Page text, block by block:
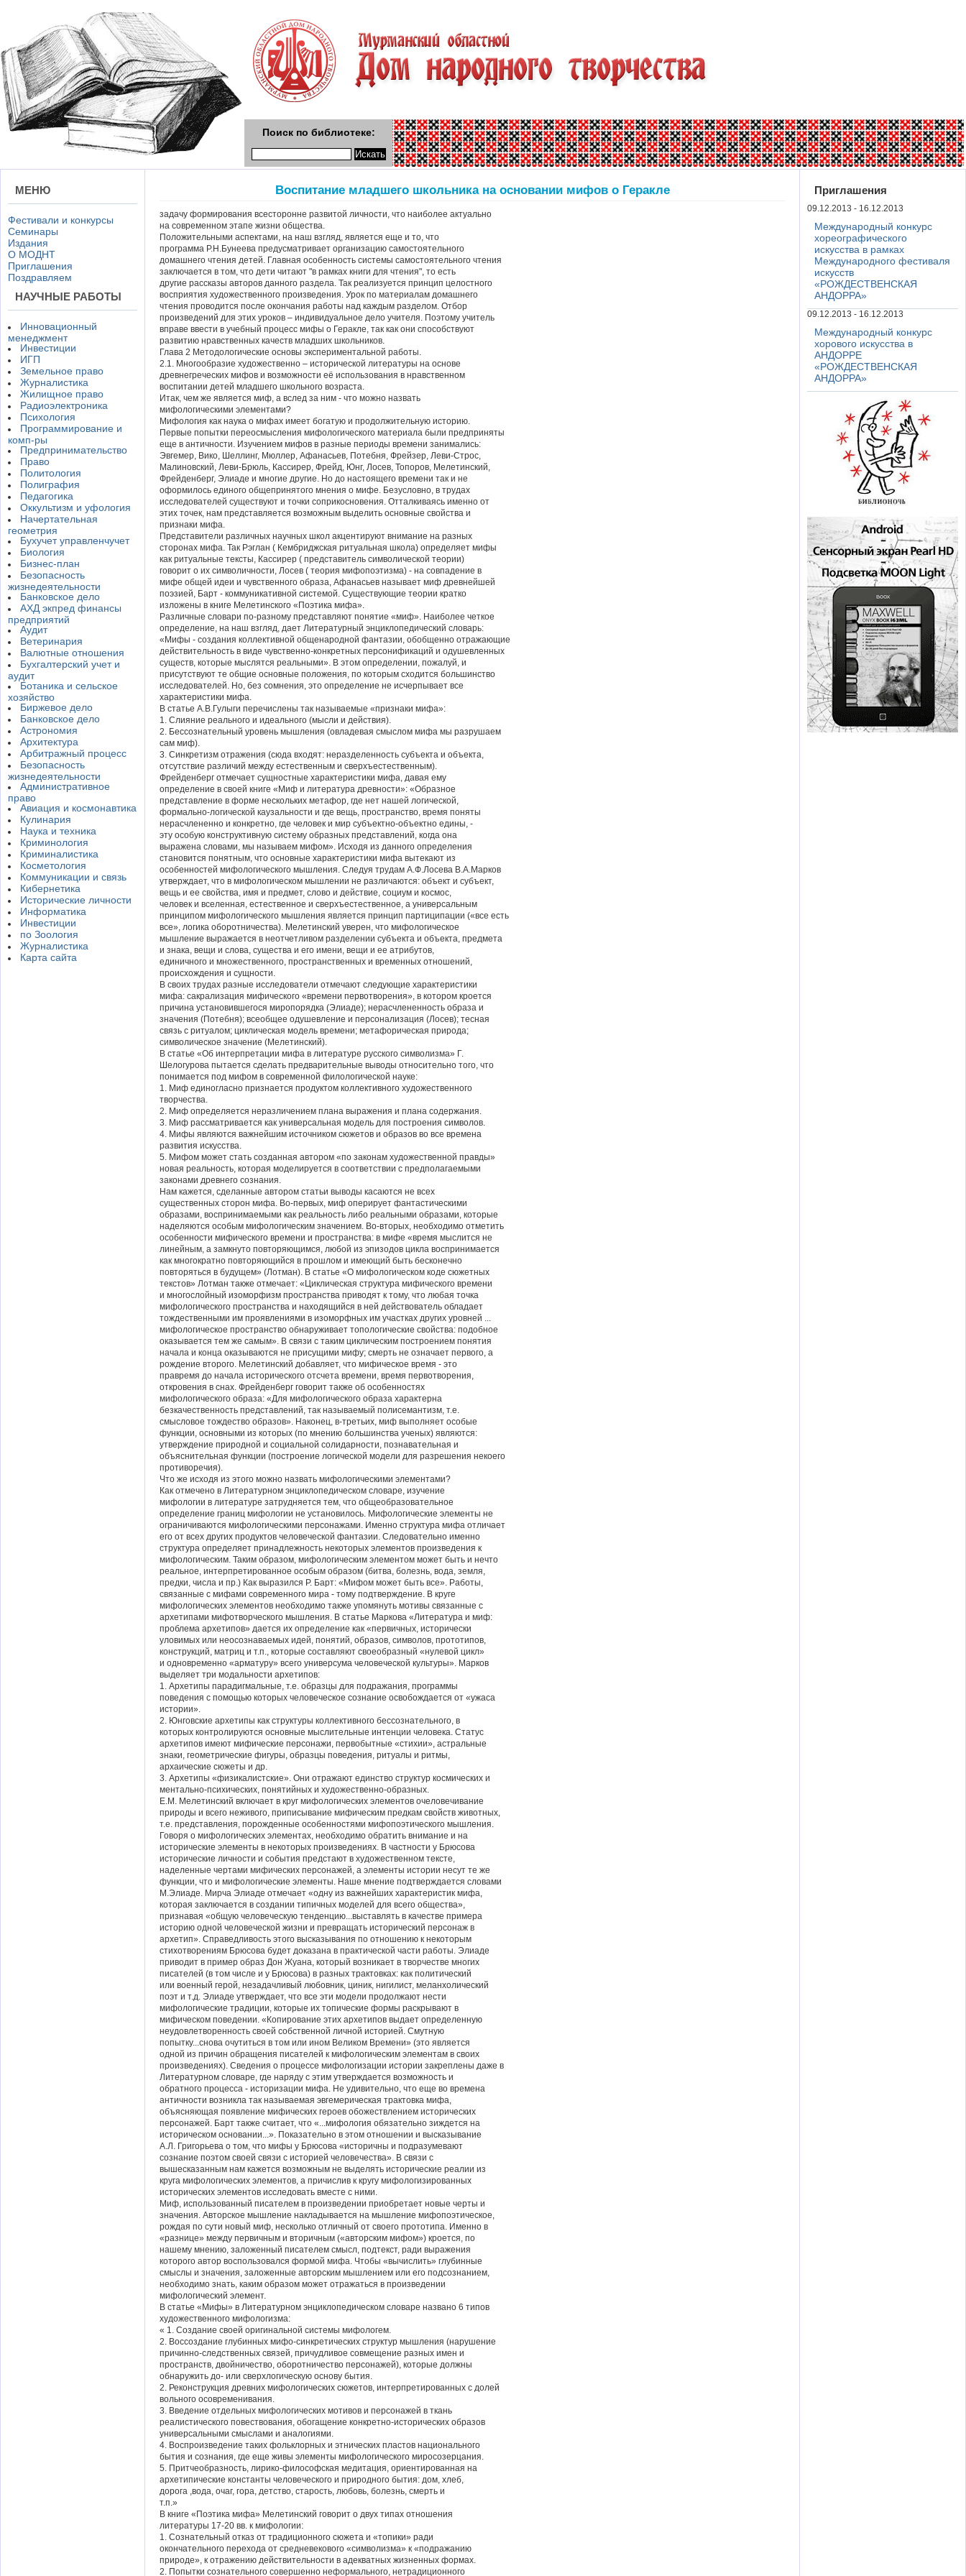
Поиск по библиотеке:
МЕНЮ
Фестивали и конкурсы
Семинары
Издания
О МОДНТ
Приглашения
Поздравляем
НАУЧНЫЕ РАБОТЫ
Инновационный
менеджмент
Инвестиции
ИГП
Земельное право
Журналистика
Жилищное право
Радиоэлектроника
Психология
Программирование и
комп-ры
Предпринимательство
Право
Политология
Полиграфия
Педагогика
Оккультизм и уфология
Начертательная
геометрия
Бухучет управленчучет
Биология
Бизнес-план
Безопасность
жизнедеятельности
Банковское дело
АХД экпред финансы
предприятий
Аудит
Ветеринария
Валютные отношения
Бухгалтерский учет и
аудит
Ботаника и сельское
хозяйство
Биржевое дело
Банковское дело
Астрономия
Архитектура
Арбитражный процесс
Безопасность
жизнедеятельности
Административное
право
Авиация и космонавтика
Кулинария
Наука и техника
Криминология
Криминалистика
Косметология
Коммуникации и связь
Кибернетика
Исторические личности
Информатика
Инвестиции
по Зоология
Журналистика
Карта сайта
Воспитание младшего школьника на основании мифов о Геракле
задачу формирования всесторонне развитой личности, что наиболее актуально
на современном этапе жизни общества.
Положительными аспектами, на наш взгляд, является еще и то, что
программа Р.Н.Бунеева предусматривает организацию самостоятельного
домашнего чтения детей. Главная особенность системы самостоятельного чтения
заключается в том, что дети читают "в рамках книги для чтения", то есть
другие рассказы авторов данного раздела. Так реализуется принцип целостного
восприятия художественного произведения. Урок по материалам домашнего
чтения проводится после окончания работы над каждым разделом. Отбор
произведений для этих уроков – индивидуальное дело учителя. Поэтому учитель
вправе ввести в учебный процесс мифы о Геракле, так как они способствуют
развитию нравственных качеств младших школьников.
Глава 2 Методологические основы экспериментальной работы.
2.1. Многообразие художественно – исторической литературы на основе
древнегреческих мифов и возможности её использования в нравственном
воспитании детей младшего школьного возраста.
Итак, чем же является миф, а вслед за ним - что можно назвать
мифологическими элементами?
Мифология как наука о мифах имеет богатую и продолжительную историю.
Первые попытки переосмысления мифологического материала были предприняты
еще в античности. Изучением мифов в разные периоды времени занимались:
Эвгемер, Вико, Шеллинг, Мюллер, Афанасьев, Потебня, Фрейзер, Леви-Строс,
Малиновский, Леви-Брюль, Кассирер, Фрейд, Юнг, Лосев, Топоров, Мелетинский,
Фрейденберг, Элиаде и многие другие. Но до настоящего времени так и не
оформилось единого общепринятого мнения о мифе. Безусловно, в трудах
исследователей существуют и точки соприкосновения. Отталкиваясь именно от
этих точек, нам представляется возможным выделить основные свойства и
признаки мифа.
Представители различных научных школ акцентируют внимание на разных
сторонах мифа. Так Рэглан ( Кембриджская ритуальная школа) определяет мифы
как ритуальные тексты, Кассирер ( представитель символической теории)
говорит о их символичности, Лосев ( теория мифопоэтизма) - на совпадение в
мифе общей идеи и чувственного образа, Афанасьев называет миф древнейшей
поэзией, Барт - коммуникативной системой. Существующие теории кратко
изложены в книге Мелетинского «Поэтика мифа».
Различные словари по-разному представляют понятие «миф». Наиболее четкое
определение, на наш взгляд, дает Литературный энциклопедический словарь:
«Мифы - создания коллективной общенародной фантазии, обобщенно отражающие
действительность в виде чувственно-конкретных персонификаций и одушевленных
существ, которые мыслятся реальными». В этом определении, пожалуй, и
присутствуют те общие основные положения, по которым сходится большинство
исследователей. Но, без сомнения, это определение не исчерпывает все
характеристики мифа.
В статье А.В.Гулыги перечислены так называемые «признаки мифа»:
1. Слияние реального и идеального (мысли и действия).
2. Бессознательный уровень мышления (овладевая смыслом мифа мы разрушаем
сам миф).
3. Синкретизм отражения (сюда входят: неразделенность субъекта и объекта,
отсутствие различий между естественным и сверхъестественным).
Фрейденберг отмечает сущностные характеристики мифа, давая ему
определение в своей книге «Миф и литература древности»: «Образное
представление в форме нескольких метафор, где нет нашей логической,
формально-логической каузальности и где вещь, пространство, время поняты
нерасчлененно и конкретно, где человек и мир субъектно-объектно едины, -
эту особую конструктивную систему образных представлений, когда она
выражена словами, мы называем мифом». Исходя из данного определения
становится понятным, что основные характеристики мифа вытекают из
особенностей мифологического мышления. Следуя трудам А.Ф.Лосева В.А.Марков
утверждает, что в мифологическом мышлении не различаются: объект и субъект,
вещь и ее свойства, имя и предмет, слово и действие, социум и космос,
человек и вселенная, естественное и сверхъестественное, а универсальным
принципом мифологического мышления является принцип партиципации («все есть
все», логика оборотничества). Мелетинский уверен, что мифологическое
мышление выражается в неотчетливом разделении субъекта и объекта, предмета
и знака, вещи и слова, существа и его имени, вещи и ее атрибутов,
единичного и множественного, пространственных и временных отношений,
происхождения и сущности.
В своих трудах разные исследователи отмечают следующие характеристики
мифа: сакрализация мифического «времени первотворения», в котором кроется
причина установившегося миропорядка (Элиаде); нерасчлененность образа и
значения (Потебня); всеобщее одушевление и персонализация (Лосев); тесная
связь с ритуалом; циклическая модель времени; метафорическая природа;
символическое значение (Мелетинский).
В статье «Об интерпретации мифа в литературе русского символизма» Г.
Шелогурова пытается сделать предварительные выводы относительно того, что
понимается под мифом в современной филологической науке:
1. Миф единогласно признается продуктом коллективного художественного
творчества.
2. Миф определяется неразличением плана выражения и плана содержания.
3. Миф рассматривается как универсальная модель для построения символов.
4. Мифы являются важнейшим источником сюжетов и образов во все времена
развития искусства.
5. Мифом может стать созданная автором «по законам художественной правды»
новая реальность, которая моделируется в соответствии с предполагаемыми
законами древнего сознания.
Нам кажется, сделанные автором статьи выводы касаются не всех
существенных сторон мифа. Во-первых, миф оперирует фантастическими
образами, воспринимаемыми как реальность либо реальными образами, которые
наделяются особым мифологическим значением. Во-вторых, необходимо отметить
особенности мифического времени и пространства: в мифе «время мыслится не
линейным, а замкнуто повторяющимся, любой из эпизодов цикла воспринимается
как многократно повторяющийся в прошлом и имеющий быть бесконечно
повторяться в будущем» (Лотман). В статье «О мифологическом коде сюжетных
текстов» Лотман также отмечает: «Циклическая структура мифического времени
и многослойный изоморфизм пространства приводят к тому, что любая точка
мифологического пространства и находящийся в ней действователь обладает
тождественными им проявлениями в изоморфных им участках других уровней ...
мифологическое пространство обнаруживает топологические свойства: подобное
оказывается тем же самым». В связи с таким циклическим построением понятия
начала и конца оказываются не присущими мифу; смерть не означает первого, а
рождение второго. Мелетинский добавляет, что мифическое время - это
правремя до начала исторического отсчета времени, время первотворения,
откровения в снах. Фрейденберг говорит также об особенностях
мифологического образа: «Для мифологического образа характерна
безкачественность представлений, так называемый полисемантизм, т.е.
смысловое тождество образов». Наконец, в-третьих, миф выполняет особые
функции, основными из которых (по мнению большинства ученых) являются:
утверждение природной и социальной солидарности, познавательная и
объяснительная функции (построение логической модели для разрешения некоего
противоречия).
Что же исходя из этого можно назвать мифологическими элементами?
Как отмечено в Литературном энциклопедическом словаре, изучение
мифологии в литературе затрудняется тем, что общеобразовательное
определение границ мифологии не установилось. Мифологические элементы не
ограничиваются мифологическими персонажами. Именно структура мифа отличает
его от всех других продуктов человеческой фантазии. Следовательно именно
структура определяет принадлежность некоторых элементов произведения к
мифологическим. Таким образом, мифологическим элементом может быть и нечто
реальное, интерпретированное особым образом (битва, болезнь, вода, земля,
предки, числа и пр.) Как выразился Р. Барт: «Мифом может быть все». Работы,
связанные с мифами современного мира - тому подтверждение. В круге
мифологических элементов необходимо также упомянуть мотивы связанные с
архетипами мифотворческого мышления. В статье Маркова «Литература и миф:
проблема архетипов» дается их определение как «первичных, исторически
уловимых или неосознаваемых идей, понятий, образов, символов, прототипов,
конструкций, матриц и т.п., которые составляют своеобразный «нулевой цикл»
и одновременно «арматуру» всего универсума человеческой культуры». Марков
выделяет три модальности архетипов:
1. Архетипы парадигмальные, т.е. образцы для подражания, программы
поведения с помощью которых человеческое сознание освобождается от «ужаса
истории».
2. Юнговские архетипы как структуры коллективного бессознательного, в
которых контролируются основные мыслительные интенции человека. Статус
архетипов имеют мифические персонажи, первобытные «стихии», астральные
знаки, геометрические фигуры, образцы поведения, ритуалы и ритмы,
архаические сюжеты и др.
3. Архетипы «физикалистские». Они отражают единство структур космических и
ментально-психических, понятийных и художественно-образных.
Е.М. Мелетинский включает в круг мифологических элементов очеловечивание
природы и всего неживого, приписывание мифическим предкам свойств животных,
т.е. представления, порожденные особенностями мифопоэтического мышления.
Говоря о мифологических элементах, необходимо обратить внимание и на
исторические элементы в некоторых произведениях. В частности у Брюсова
исторические личности и события предстают в художественном тексте,
наделенные чертами мифических персонажей, а элементы истории несут те же
функции, что и мифологические элементы. Наше мнение подтверждается словами
М.Элиаде. Мирча Элиаде отмечает «одну из важнейших характеристик мифа,
которая заключается в создании типичных моделей для всего общества»,
признавая «общую человеческую тенденцию...выставлять в качестве примера
историю одной человеческой жизни и превращать исторический персонаж в
архетип». Справедливость этого высказывания по отношению к некоторым
стихотворениям Брюсова будет доказана в практической части работы. Элиаде
приводит в пример образ Дон Жуана, который возникает в творчестве многих
писателей (в том числе и у Брюсова) в разных трактовках: как политический
или военный герой, незадачливый любовник, циник, нигилист, меланхолический
поэт и т.д. Элиаде утверждает, что все эти модели продолжают нести
мифологические традиции, которые их топические формы раскрывают в
мифическом поведении. «Копирование этих архетипов выдает определенную
неудовлетворенность своей собственной личной историей. Смутную
попытку...снова очутиться в том или ином Великом Времени» (это является
одной из причин обращения писателей к мифологическим элементам в своих
произведениях). Сведения о процессе мифологизации истории закреплены даже в
Литературном словаре, где наряду с этим утверждается возможность и
обратного процесса - историзации мифа. Не удивительно, что еще во времена
античности возникла так называемая эвгемерическая трактовка мифа,
объясняющая появление мифических героев обожествлением исторических
персонажей. Барт также считает, что «...мифология обязательно зиждется на
историческом основании...». Показательно в этом отношении и высказывание
А.Л. Григорьева о том, что мифы у Брюсова «историчны и подразумевают
сознание поэтом своей связи с историей человечества». В связи с
вышесказанным нам кажется возможным не выделять исторические реалии из
круга мифологических элементов, а причислив к кругу мифологизированных
исторических элементов исследовать вместе с ними.
Миф, использованный писателем в произведении приобретает новые черты и
значения. Авторское мышление накладывается на мышление мифопоэтическое,
рождая по сути новый миф, несколько отличный от своего прототипа. Именно в
«разнице» между первичным и вторичным («авторским мифом») кроется, по
нашему мнению, заложенный писателем смысл, подтекст, ради выражения
которого автор воспользовался формой мифа. Чтобы «вычислить» глубинные
смыслы и значения, заложенные авторским мышлением или его подсознанием,
необходимо знать, каким образом может отражаться в произведении
мифологический элемент.
В статье «Мифы» в Литературном энциклопедическом словаре названо 6 типов
художественного мифологизма:
« 1. Создание своей оригинальной системы мифологем.
2. Воссоздание глубинных мифо-синкретических структур мышления (нарушение
причинно-следственных связей, причудливое совмещение разных имен и
пространств, двойничество, оборотничество персонажей), которые должны
обнаружить до- или сверхлогическую основу бытия.
2. Реконструкция древних мифологических сюжетов, интерпретированных с долей
вольного осовременивания.
3. Введение отдельных мифологических мотивов и персонажей в ткань
реалистического повествования, обогащение конкретно-исторических образов
универсальными смыслами и аналогиями.
4. Воспроизведение таких фольклорных и этнических пластов национального
бытия и сознания, где еще живы элементы мифологического миросозерцания.
5. Притчеобразность, лирико-философская медитация, ориентированная на
архетипические константы человеческого и природного бытия: дом, хлеб,
дорога ,вода, очаг, гора, детство, старость, любовь, болезнь, смерть и
т.п.»
В книге «Поэтика мифа» Мелетинский говорит о двух типах отношения
литературы 17-20 вв. к мифологии:
1. Сознательный отказ от традиционного сюжета и «топики» ради
окончательного перехода от средневекового «символизма» к «подражанию
природе», к отражению действительности в адекватных жизненных формах.
2. Попытки сознательного совершенно неформального, нетрадиционного
Приглашения
09.12.2013 - 16.12.2013
Международный конкурс
хореографического
искусства в рамках
Международного фестиваля
искусств
«РОЖДЕСТВЕНСКАЯ
АНДОРРА»
09.12.2013 - 16.12.2013
Международный конкурс
хорового искусства в
АНДОРРЕ
«РОЖДЕСТВЕНСКАЯ
АНДОРРА»